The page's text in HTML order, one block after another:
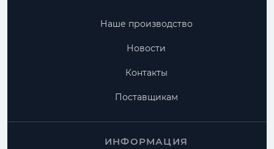
Наше производство
Новости
Контакты
Поставщикам
ИНФОРМАЦИЯ